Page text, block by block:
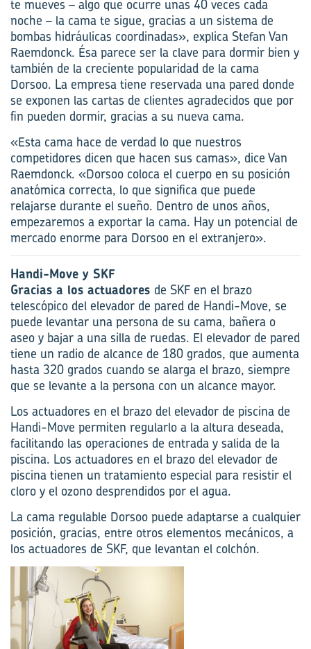
te mueves – algo que ocurre unas 40 veces cada
noche – la cama te sigue, gracias a un sistema de
bombas hidráulicas coordinadas», explica Stefan Van
Raemdonck. Ésa parece ser la clave para dormir bien y
también de la creciente popularidad de la cama
Dorsoo. La empresa tiene reservada una pared donde
se exponen las cartas de clientes agradecidos que por
fin pueden dormir, gracias a su nueva cama.
«Esta cama hace de verdad lo que nuestros
competidores dicen que hacen sus camas», dice Van
Raemdonck. «Dorsoo coloca el cuerpo en su posición
anatómica correcta, lo que significa que puede
relajarse durante el sueño. Dentro de unos años,
empezaremos a exportar la cama. Hay un potencial de
mercado enorme para Dorsoo en el extranjero».
Handi-Move y SKF
Gracias a los actuadores de SKF en el brazo
telescópico del elevador de pared de Handi-Move, se
puede levantar una persona de su cama, bañera o
aseo y bajar a una silla de ruedas. El elevador de pared
tiene un radio de alcance de 180 grados, que aumenta
hasta 320 grados cuando se alarga el brazo, siempre
que se levante a la persona con un alcance mayor.
Los actuadores en el brazo del elevador de piscina de
Handi-Move permiten regularlo a la altura deseada,
facilitando las operaciones de entrada y salida de la
piscina. Los actuadores en el brazo del elevador de
piscina tienen un tratamiento especial para resistir el
cloro y el ozono desprendidos por el agua.
La cama regulable Dorsoo puede adaptarse a cualquier
posición, gracias, entre otros elementos mecánicos, a
los actuadores de SKF, que levantan el colchón.